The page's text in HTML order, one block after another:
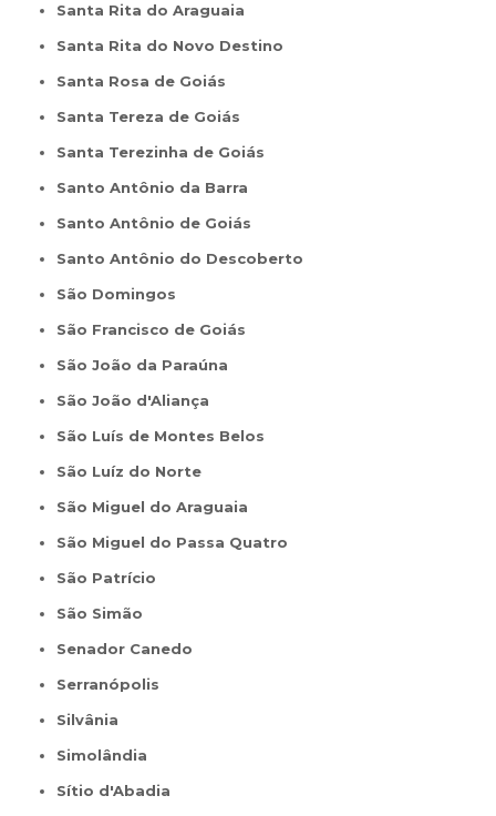
Santa Rita do Araguaia
Santa Rita do Novo Destino
Santa Rosa de Goiás
Santa Tereza de Goiás
Santa Terezinha de Goiás
Santo Antônio da Barra
Santo Antônio de Goiás
Santo Antônio do Descoberto
São Domingos
São Francisco de Goiás
São João da Paraúna
São João d'Aliança
São Luís de Montes Belos
São Luíz do Norte
São Miguel do Araguaia
São Miguel do Passa Quatro
São Patrício
São Simão
Senador Canedo
Serranópolis
Silvânia
Simolândia
Sítio d'Abadia